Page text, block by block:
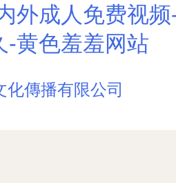
外成人免费视
-黄色羞羞网站
化傳播有限公司